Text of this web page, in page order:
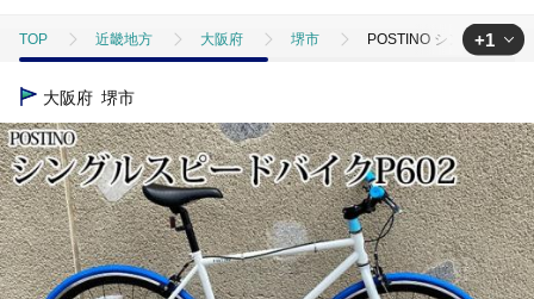
TOP 近畿地方 大阪府 堺市 POSTINO シングルスピ
TOP
+1
大阪府 堺市